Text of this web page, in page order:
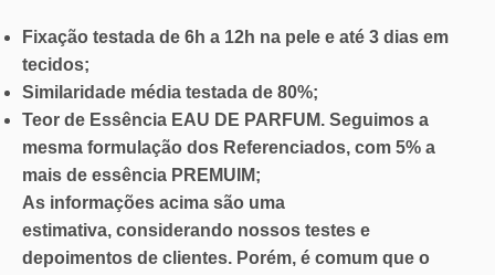
Fixação testada de 6h a 12h na pele e até 3 dias em
tecidos;
Similaridade média testada de 80%;
Teor de Essência EAU DE PARFUM. Seguimos a
mesma formulação dos Referenciados, com 5% a
mais de essência PREMUIM;
As informações acima são uma
estimativa, considerando nossos testes e
depoimentos de clientes. Porém, é comum que o